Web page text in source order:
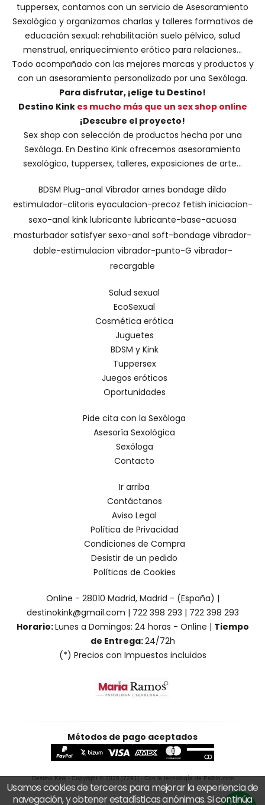
tuppersex, contamos con un servicio de Asesoramiento
Sexológico y organizamos charlas y talleres formativos de
educación sexual: rehabilitación suelo pélvico, salud
menstrual, enriquecimiento erótico para relaciones...
Todo acompañado con las mejores marcas y productos y
con un asesoramiento personalizado por una Sexóloga.
Para disfrutar, ¡elige tu Destino!
Destino Kink es mucho más que un sex shop online
¡Descubre el proyecto!
Sex shop con selección de productos hecha por una
Sexóloga. En Destino Kink ofrecemos asesoramiento
sexológico, tuppersex, talleres, exposiciones de arte...
BDSM Plug-anal Vibrador arnes bondage dildo
estimulador-clitoris eyaculacion-precoz fetish iniciacion-
sexo-anal kink lubricante lubricante-base-acuosa
masturbador satisfyer sexo-anal soft-bondage vibrador-
doble-estimulacion vibrador-punto-G vibrador-
recargable
Salud sexual
EcoSexual
Cosmética erótica
Juguetes
BDSM y Kink
Tuppersex
Juegos eróticos
Oportunidades
Pide cita con la Sexóloga
Asesoría Sexológica
Sexóloga
Contacto
Ir arriba
Contáctanos
Aviso Legal
Política de Privacidad
Condiciones de Compra
Desistir de un pedido
Políticas de Cookies
Online - 28010 Madrid, Madrid - (España) |
destinokink@gmail.com | 722 398 293 | 722 398 293
Horario:Lunes a Domingos: 24 horas - Online | Tiempo
de Entrega:24/72h
(*) Precios con Impuestos incluidos
Métodos de pago aceptados
Destino Kink- Copyright © 2026 [7291] - Con la tecnología de Palbin.com
Usamos cookies de terceros para mejorar la experiencia de
navegación, y obtener estadísticas anónimas. Si continúa